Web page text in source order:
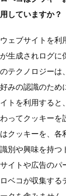
用していますか？
ウェブサイトを利
が生成されログに
のテクノロジーは
好みの認識のため
イトを利用すると
わってクッキーを
はクッキーを、各
識別や興味を持つ
サイトや広告のパ
ロベコが収集す